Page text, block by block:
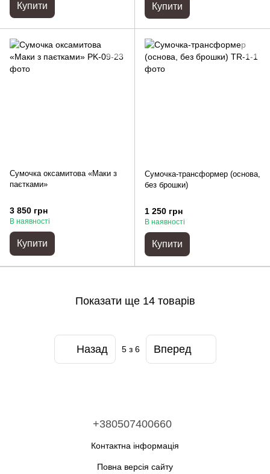
Купити Купити
Сумочка оксамитова «Маки з
паєтками»
3 850 грн
В наявності
Купити
Сумочка-трансформер (основа,
без брошки)
1 250 грн
В наявності
Купити
Показати ще 14 товарів
Назад 5з 6 Вперед
+380507400660
Контактна інформація
Повна версія сайту